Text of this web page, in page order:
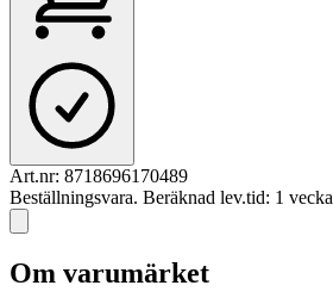
Art.nr: 8718696170489
Beställningsvara. Beräknad lev.tid: 1 vecka
Om varumärket